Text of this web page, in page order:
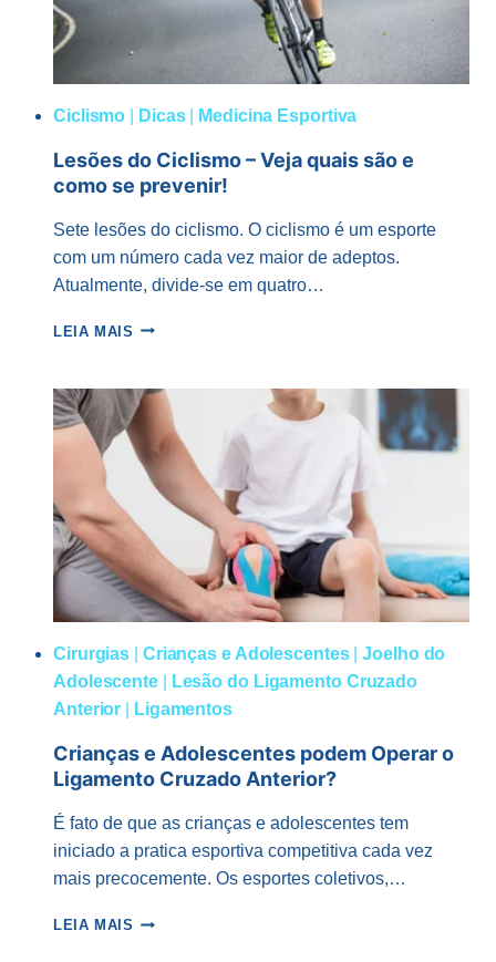
Ciclismo Dicas| Medicina Esportiva
Lesões do Ciclismo – Veja quais são e
como se prevenir!
Sete lesões do ciclismo. O ciclismo é um esporte
com um número cada vez maior de adeptos.
Atualmente, divide-se em quatro…
LEIA MAIS LESÕES
–
VEJA
QUAIS
SÃO
COMO
SE
PREVENIR!
Cirurgias Crianças e Adolescentes|Joelho do
Adolescente|
Lesão do Ligamento Cruzado
Anterior
Ligamentos
Crianças e Adolescentes podem Operar o
Ligamento Cruzado Anterior?
É fato de que as crianças e adolescentes tem
iniciado a pratica esportiva competitiva cada vez
mais precocemente. Os esportes coletivos,…
LEIA MAIS CRIANÇAS